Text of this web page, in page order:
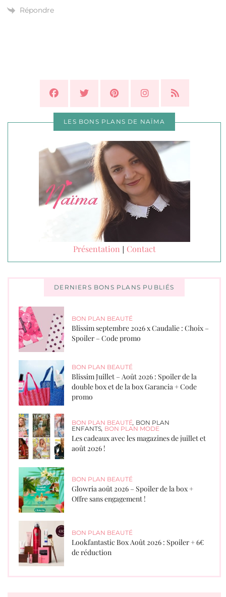
Répondre
LES BONS PLANS DE NAÏMA
Présentation | Contact
DERNIERS BONS PLANS PUBLIÉS
BON PLAN BEAUTÉ
Blissim septembre 2026 x Caudalie : Choix –
Spoiler – Code promo
BON PLAN BEAUTÉ
Blissim Juillet – Août 2026 : Spoiler de la
double box et de la box Garancia + Code
promo
BON PLAN BEAUTÉ BON PLAN
ENFANTS BON PLAN MODE
Les cadeaux avec les magazines de juillet et
août 2026 !
BON PLAN BEAUTÉ
Glowria août 2026 – Spoiler de la box +
Offre sans engagement !
BON PLAN BEAUTÉ
Lookfantastic Box Août 2026 : Spoiler + 6€
de réduction